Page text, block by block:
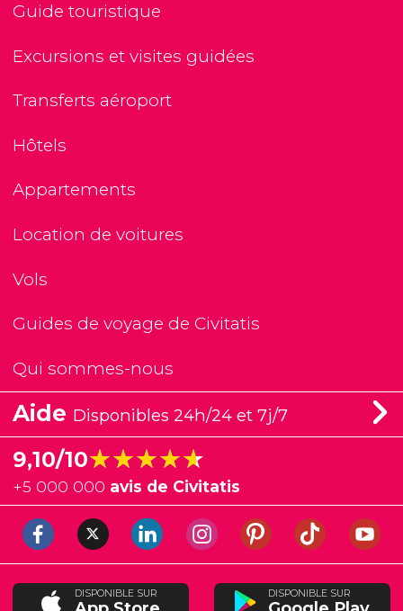
Guide touristique
Excursions et visites guidées
Transferts aéroport
Hôtels
Appartements
Location de voitures
Vols
Guides de voyage de Civitatis
Qui sommes-nous
Aide Disponibles 24h/24 et 7j/7
9,10/10★★★★★
★★★★★
+5 000 000 avis de Civitatis
DISPONIBLE SUR DISPONIBLE SUR